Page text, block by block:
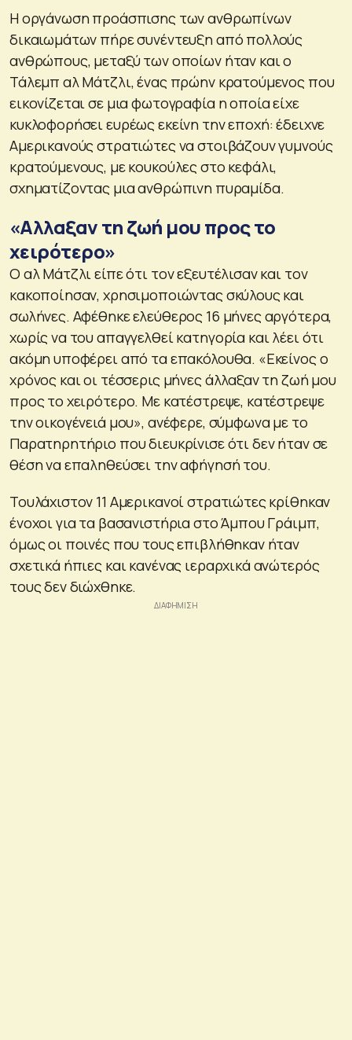
Η οργάνωση προάσπισης των ανθρωπίνων
δικαιωμάτων πήρε συνέντευξη από πολλούς
ανθρώπους, μεταξύ των οποίων ήταν και ο
Τάλεμπ αλ Μάτζλι, ένας πρώην κρατούμενος που
εικονίζεται σε μια φωτογραφία η οποία είχε
κυκλοφορήσει ευρέως εκείνη την εποχή: έδειχνε
Αμερικανούς στρατιώτες να στοιβάζουν γυμνούς
κρατούμενους, με κουκούλες στο κεφάλι,
σχηματίζοντας μια ανθρώπινη πυραμίδα.
«Αλλαξαν τη ζωή μου προς το
χειρότερο»
Ο αλ Μάτζλι είπε ότι τον εξευτέλισαν και τον
κακοποίησαν, χρησιμοποιώντας σκύλους και
σωλήνες. Αφέθηκε ελεύθερος 16 μήνες αργότερα,
χωρίς να του απαγγελθεί κατηγορία και λέει ότι
ακόμη υποφέρει από τα επακόλουθα. «Εκείνος ο
χρόνος και οι τέσσερις μήνες άλλαξαν τη ζωή μου
προς το χειρότερο. Με κατέστρεψε, κατέστρεψε
την οικογένειά μου», ανέφερε, σύμφωνα με το
Παρατηρητήριο που διευκρίνισε ότι δεν ήταν σε
θέση να επαληθεύσει την αφήγησή του.
Τουλάχιστον 11 Αμερικανοί στρατιώτες κρίθηκαν
ένοχοι για τα βασανιστήρια στο Άμπου Γράιμπ,
όμως οι ποινές που τους επιβλήθηκαν ήταν
σχετικά ήπιες και κανένας ιεραρχικά ανώτερός
τους δεν διώχθηκε.